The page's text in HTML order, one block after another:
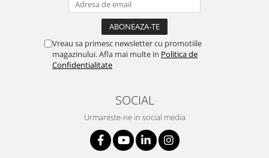
Vreau sa primesc newsletter cu promotiile
magazinului. Afla mai multe in Politica de
Confidentialitate
SOCIAL
Urmareste-ne in social media